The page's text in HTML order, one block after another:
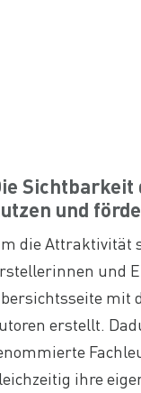
und
die Attraktivität
und
mit
erstellt.
ihre